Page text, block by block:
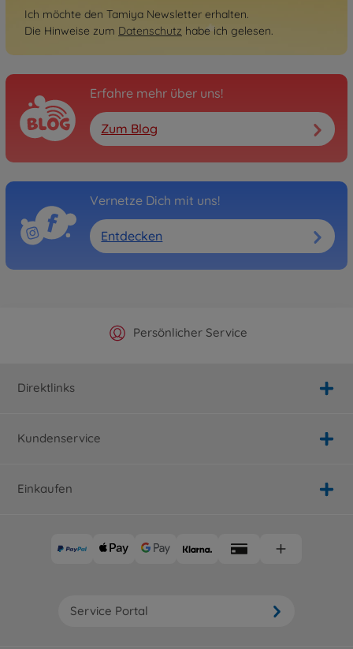
Ich möchte den Tamiya Newsletter erhalten.
Die Hinweise zum Datenschutz habe ich gelesen.
Erfahre mehr über uns!
Zum Blog
Vernetze Dich mit uns!
Entdecken
Offizieller Hersteller Shop
Persönlicher Service
Versandkostenfrei ab 25€
Schnelle Lieferung
Direktlinks
Kundenservice
Einkaufen
Service Portal